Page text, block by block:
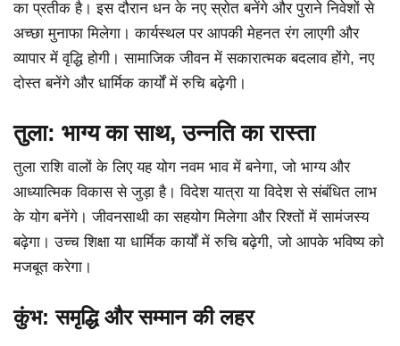
का प्रतीक है। इस दौरान धन के नए स्रोत बनेंगे और पुराने निवेशों से
अच्छा मुनाफा मिलेगा। कार्यस्थल पर आपकी मेहनत रंग लाएगी और
व्यापार में वृद्धि होगी। सामाजिक जीवन में सकारात्मक बदलाव होंगे, नए
दोस्त बनेंगे और धार्मिक कार्यों में रुचि बढ़ेगी।
तुला: भाग्य का साथ, उन्नति का रास्ता
तुला राशि वालों के लिए यह योग नवम भाव में बनेगा, जो भाग्य और
आध्यात्मिक विकास से जुड़ा है। विदेश यात्रा या विदेश से संबंधित लाभ
के योग बनेंगे। जीवनसाथी का सहयोग मिलेगा और रिश्तों में सामंजस्य
बढ़ेगा। उच्च शिक्षा या धार्मिक कार्यों में रुचि बढ़ेगी, जो आपके भविष्य को
मजबूत करेगा।
कुंभ: समृद्धि और सम्मान की लहर